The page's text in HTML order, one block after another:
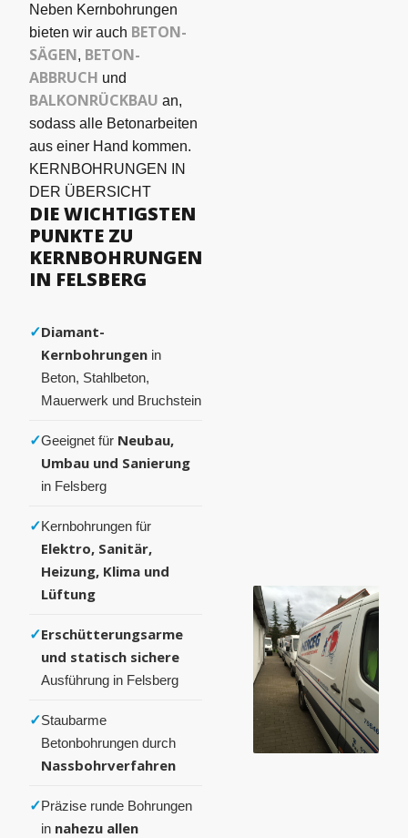
Neben Kernbohrungen
bieten wir auch BETON­
SÄGEN, BETON-
ABBRUCH und
BALKONRÜCKBAU an,
sodass alle Betonarbeiten
aus einer Hand kommen.
KERNBOHRUNGEN IN
DER ÜBERSICHT
DIE WICHTIGSTEN
PUNKTE ZU
KERNBOHRUNGEN
IN FELSBERG
✓Diamant-
Kernbohrungen in
Beton, Stahlbeton,
Mauerwerk und Bruchstein
✓Geeignet für Neubau,
Umbau und Sanierung
in Felsberg
✓Kernbohrungen für
Elektro, Sanitär,
Heizung, Klima und
Lüftung
✓Erschütterungsarme
und statisch sichere
Ausführung in Felsberg
✓Staubarme
Betonbohrungen durch
Nassbohrverfahren
✓Präzise runde Bohrungen
in nahezu allen